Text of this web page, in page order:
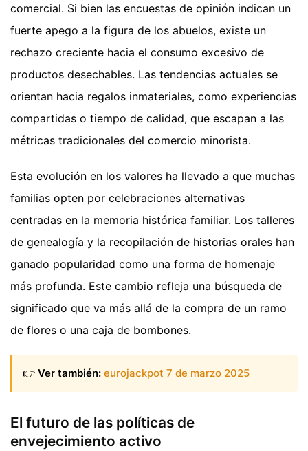
comercial. Si bien las encuestas de opinión indican un
fuerte apego a la figura de los abuelos, existe un
rechazo creciente hacia el consumo excesivo de
productos desechables. Las tendencias actuales se
orientan hacia regalos inmateriales, como experiencias
compartidas o tiempo de calidad, que escapan a las
métricas tradicionales del comercio minorista.
Esta evolución en los valores ha llevado a que muchas
familias opten por celebraciones alternativas
centradas en la memoria histórica familiar. Los talleres
de genealogía y la recopilación de historias orales han
ganado popularidad como una forma de homenaje
más profunda. Este cambio refleja una búsqueda de
significado que va más allá de la compra de un ramo
de flores o una caja de bombones.
👉 Ver también: eurojackpot 7 de marzo 2025
El futuro de las políticas de
envejecimiento activo